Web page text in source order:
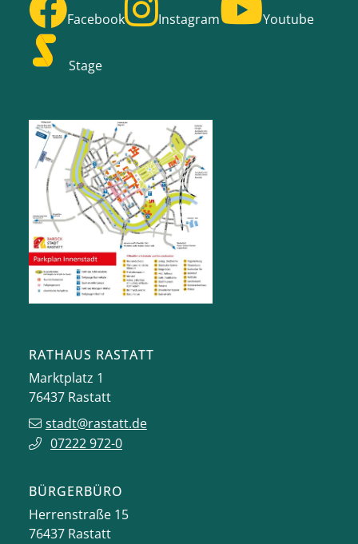
Facebook Instagram Youtube
Stage
RATHAUS RASTATT
Marktplatz 1
76437 Rastatt
stadt@rastatt.de
07222 972-0
BÜRGERBÜRO
Herrenstraße 15
76437 Rastatt